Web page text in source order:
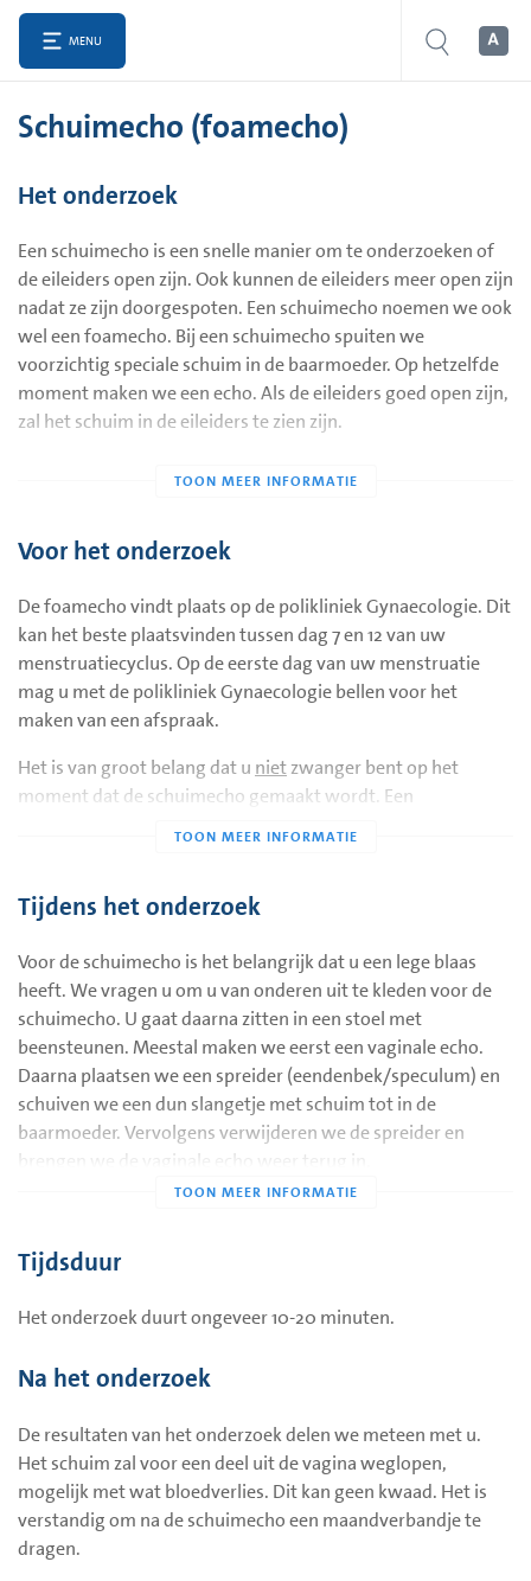
MENU
Schuimecho (foamecho)
Het onderzoek
Een schuimecho is een snelle manier om te onderzoeken of
de eileiders open zijn. Ook kunnen de eileiders meer open zijn
nadat ze zijn doorgespoten. Een schuimecho noemen we ook
wel een foamecho. Bij een schuimecho spuiten we
voorzichtig speciale schuim in de baarmoeder. Op hetzelfde
moment maken we een echo. Als de eileiders goed open zijn,
zal het schuim in de eileiders te zien zijn.
Voor het onderzoek
De foamecho vindt plaats op de polikliniek Gynaecologie. Dit
kan het beste plaatsvinden tussen dag 7 en 12 van uw
menstruatiecyclus. Op de eerste dag van uw menstruatie
mag u met de polikliniek Gynaecologie bellen voor het
maken van een afspraak.
Het is van groot belang dat u nietzwanger bent op het
moment dat de schuimecho gemaakt wordt. Een
U mag geen seks hebben tussen de eerste dag van uw laatste
menstruatie voor de schuimecho en het onderzoek zelf. Na
de schuimecho mag u wel weer seks hebben. Meestal kunt u
gewoon doorgaan met uw behandeling voor
vruchtbaarheid.
U mag een uur voor het onderzoek twee tabletten
paracetamol (2x200mg) innemen.
Tijdens het onderzoek
Voor de schuimecho is het belangrijk dat u een lege blaas
heeft. We vragen u om u van onderen uit te kleden voor de
schuimecho. U gaat daarna zitten in een stoel met
beensteunen. Meestal maken we eerst een vaginale echo.
Daarna plaatsen we een spreider (eendenbek/speculum) en
schuiven we een dun slangetje met schuim tot in de
baarmoeder. Vervolgens verwijderen we de spreider en
brengen we de vaginale echo weer terug in.
en het mengsel zal in de eileiders te zien zijn als de eileiders
achtige krampen veroorzaken. Aarzel niet om aan de arts of
Tijdsduur
Het onderzoek duurt ongeveer 10-20 minuten.
Na het onderzoek
De resultaten van het onderzoek delen we meteen met u.
Het schuim zal voor een deel uit de vagina weglopen,
mogelijk met wat bloedverlies. Dit kan geen kwaad. Het is
verstandig om na de schuimecho een maandverbandje te
dragen.